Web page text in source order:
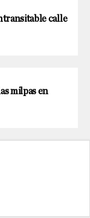
calle
milpas en